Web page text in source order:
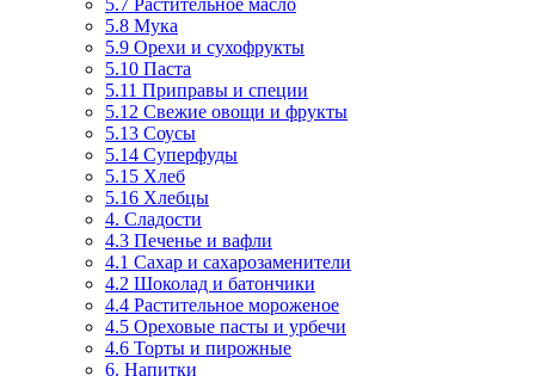
5.8 Мука
5.9 Орехи и сухофрукты
5.10 Паста
5.11 Приправы и специи
5.12 Свежие овощи и фрукты
5.13 Соусы
5.14 Суперфуды
5.15 Хлеб
5.16 Хлебцы
4. Сладости
4.3 Печенье и вафли
4.1 Сахар и сахарозаменители
4.2 Шоколад и батончики
4.4 Растительное мороженое
4.5 Ореховые пасты и урбечи
4.6 Торты и пирожные
6. Напитки